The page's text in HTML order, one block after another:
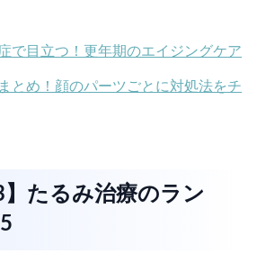
で目立つ！更年期のエイジングケア
とめ！顔のパーツごとに対処法をチ
】たるみ治療のラン